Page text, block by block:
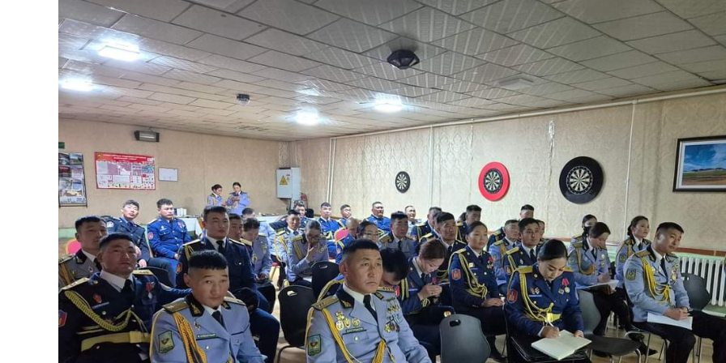
126-гийн НЭГ
Ханш
Эрэлттэй мэдээ
Хэрэг
Эрүүл
Хууль ёс
Хүмүүс
Бусад
Ертөнц
Нийгэм
Техник технологи
Шинжлэх ухаан
Сонин хачин
Дэлхийн монгол
Спорт
Бөх
Сагсан бөмбөг
Хөлбөмбөг
Олимпын төрөл
Тулааны спорт
Олимпын бус төрөл
Life style
Зөвлөгөө
Өнөөдрийн тухай
Хоймор
Уншигч-